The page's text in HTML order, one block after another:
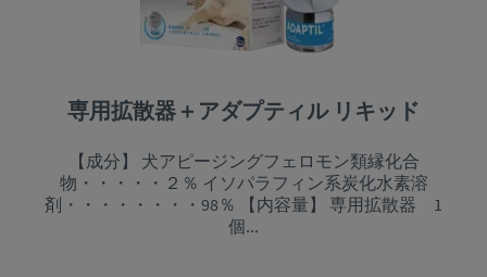
専用拡散器＋アダプティル リキッド
【成分】 犬アピージングフェロモン類縁化合
物・・・・・２％ イソパラフィン系炭化水素溶
剤・・・・・・・・98％ 【内容量】 専用拡散器 1
個...